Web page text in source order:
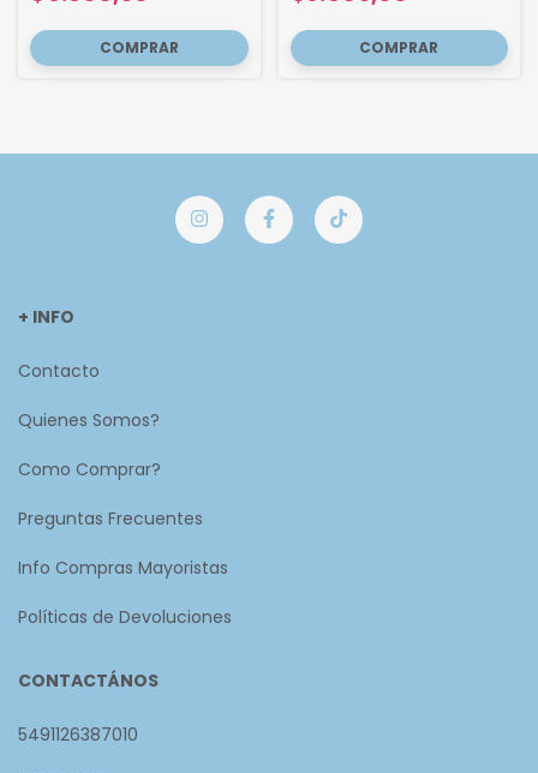
COMPRAR COMPRAR
+ INFO
Contacto
Quienes Somos?
Como Comprar?
Preguntas Frecuentes
Info Compras Mayoristas
Políticas de Devoluciones
CONTACTÁNOS
5491126387010